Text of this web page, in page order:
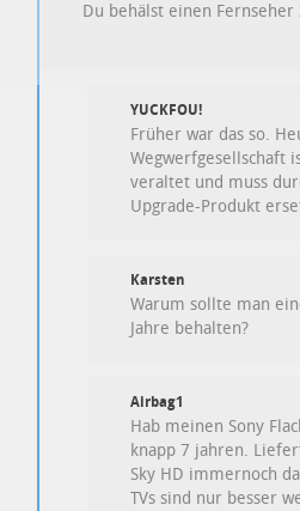
Du behälst einen Fernseher
YUCKFOU!
Früher war das so.
Wegwerfgesellschaft
veraltet und muss
Upgrade-Produkt
Karsten
Warum sollte man
Jahre behalten?
Airbag1
Hab meinen Sony
knapp 7 jahren.
Sky HD immernoch
TVs sind nur besser